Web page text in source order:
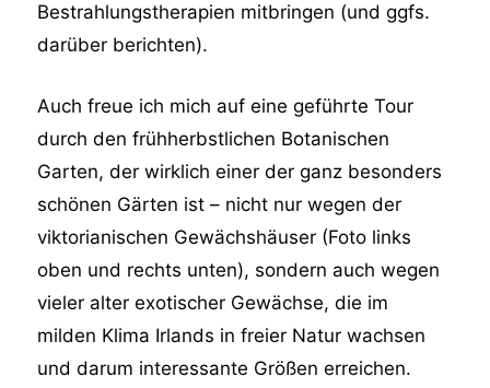
Bestrahlungstherapien mitbringen (und ggfs.
darüber berichten).
Auch freue ich mich auf eine geführte Tour
durch den frühherbstlichen Botanischen
Garten, der wirklich einer der ganz besonders
schönen Gärten ist – nicht nur wegen der
viktorianischen Gewächshäuser (Foto links
oben und rechts unten), sondern auch wegen
vieler alter exotischer Gewächse, die im
milden Klima Irlands in freier Natur wachsen
und darum interessante Größen erreichen.